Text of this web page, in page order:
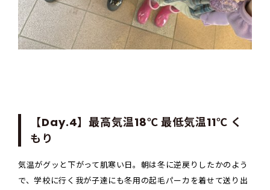
【Day.4】最高気温18℃ 最低気温11℃ く
もり
気温がグッと下がって肌寒い日。朝は冬に逆戻りしたかのよう
で、学校に行く我が子達にも冬用の起毛パーカを着せて送り出